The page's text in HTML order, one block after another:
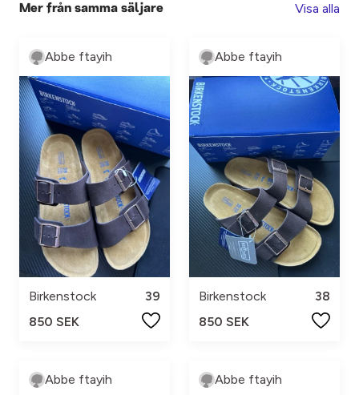
Mer från samma säljare Visa alla
Abbe ftayih
Birkenstock
39
850 SEK
Abbe ftayih
Birkenstock
38
850 SEK
Abbe ftayih Abbe ftayih